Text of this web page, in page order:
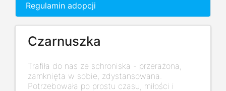
Regulamin adopcji
Czarnuszka
Trafiła do nas ze schroniska - przerażona,
zamknięta w sobie, zdystansowana.
Potrzebowała po prostu czasu, miłości i